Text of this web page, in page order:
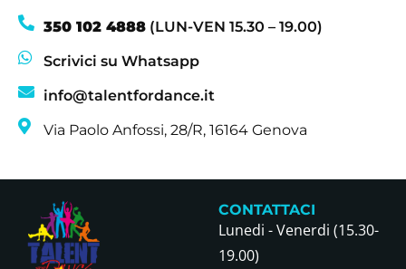
350 102 4888(LUN-VEN 15.30 – 19.00)
Scrivici su Whatsapp
info@talentfordance.it
Via Paolo Anfossi, 28/R, 16164 Genova
CONTATTACI
Lunedi - Venerdi (15.30-
19.00)